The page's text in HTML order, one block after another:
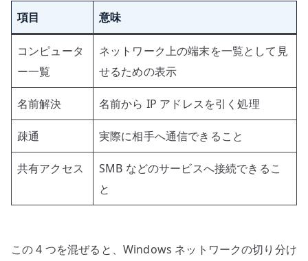
項目 意味
コンピュータ
ー一覧
ネットワーク上の端末を一覧として見
せるための表示
名前解決 名前から IP アドレスを引く処理
疎通 実際に相手へ通信できること
共有アクセス
SMB などのサービスへ接続できるこ
と
この 4 つを混ぜると、Windows ネットワークの切り分け